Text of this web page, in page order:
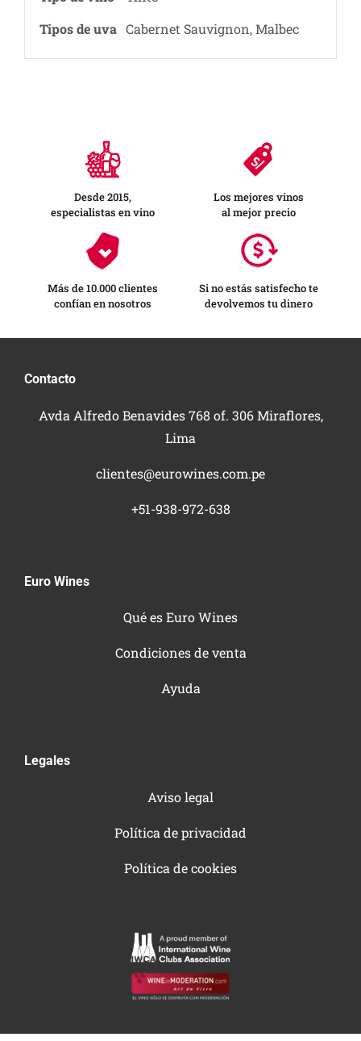
Tipos de uva Cabernet Sauvignon, Malbec
Desde 2015,
especialistas en vino
Los mejores vinos
al mejor precio
Más de 10.000 clientes
confían en nosotros
Si no estás satisfecho te
devolvemos tu dinero
Contacto
Avda Alfredo Benavides 768 of. 306 Miraflores,
Lima
clientes@eurowines.com.pe
+51-938-972-638
Euro Wines
Qué es Euro Wines
Condiciones de venta
Ayuda
Legales
Aviso legal
Política de privacidad
Política de cookies